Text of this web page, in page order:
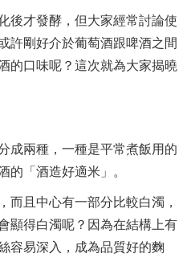
後才發酵，但大家經常討論使
許剛好介於葡萄酒跟啤酒之間
的口味呢？這次就為大家揭曉
成兩種，一種是平常煮飯用的
「酒造好適米」。
而且中心有一部分比較白濁，
顯得白濁呢？因為在結構上有
容易深入，成為品質好的麴